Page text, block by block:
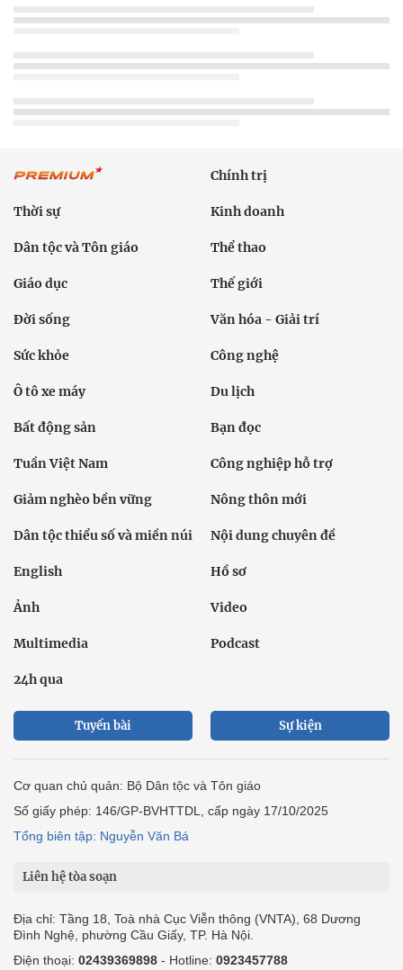
Chính trị
Thời sự Kinh doanh
Dân tộc và Tôn giáo Thể thao
Giáo dục Thế giới
Đời sống Văn hóa - Giải trí
Sức khỏe Công nghệ
Ô tô xe máy Du lịch
Bất động sản Bạn đọc
Tuần Việt Nam Công nghiệp hỗ trợ
Giảm nghèo bền vững Nông thôn mới
Dân tộc thiểu số và miền núi Nội dung chuyên đề
English Hồ sơ
Ảnh Video
Multimedia Podcast
24h qua
Tuyến bài Sự kiện
Cơ quan chủ quản: Bộ Dân tộc và Tôn giáo
Số giấy phép: 146/GP-BVHTTDL, cấp ngày 17/10/2025
Tổng biên tập: Nguyễn Văn Bá
Liên hệ tòa soạn
Địa chỉ: Tầng 18, Toà nhà Cục Viễn thông (VNTA), 68 Dương
Đình Nghệ, phường Cầu Giấy, TP. Hà Nội.
Điện thoại: 02439369898 - Hotline: 0923457788